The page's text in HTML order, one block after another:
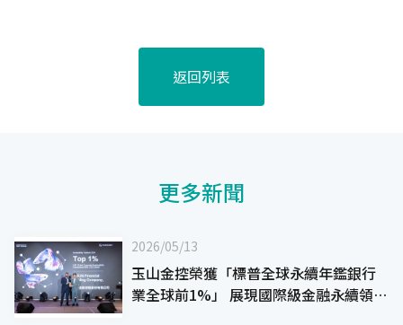
返回列表
更多新聞
2026/05/13
玉山金控榮獲「標普全球永續年鑑銀行
業全球前1%」 展現國際級金融永續領導